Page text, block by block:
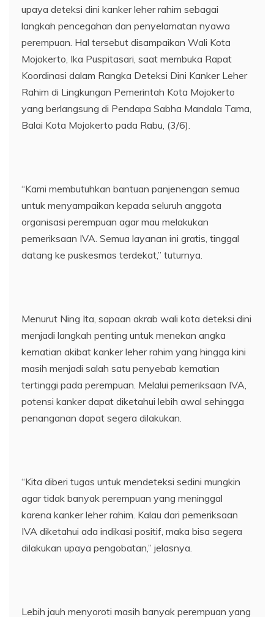
upaya deteksi dini kanker leher rahim sebagai
langkah pencegahan dan penyelamatan nyawa
perempuan. Hal tersebut disampaikan Wali Kota
Mojokerto, Ika Puspitasari, saat membuka Rapat
Koordinasi dalam Rangka Deteksi Dini Kanker Leher
Rahim di Lingkungan Pemerintah Kota Mojokerto
yang berlangsung di Pendapa Sabha Mandala Tama,
Balai Kota Mojokerto pada Rabu, (3/6).
“Kami membutuhkan bantuan panjenengan semua
untuk menyampaikan kepada seluruh anggota
organisasi perempuan agar mau melakukan
pemeriksaan IVA. Semua layanan ini gratis, tinggal
datang ke puskesmas terdekat,” tuturnya.
Menurut Ning Ita, sapaan akrab wali kota deteksi dini
menjadi langkah penting untuk menekan angka
kematian akibat kanker leher rahim yang hingga kini
masih menjadi salah satu penyebab kematian
tertinggi pada perempuan. Melalui pemeriksaan IVA,
potensi kanker dapat diketahui lebih awal sehingga
penanganan dapat segera dilakukan.
“Kita diberi tugas untuk mendeteksi sedini mungkin
agar tidak banyak perempuan yang meninggal
karena kanker leher rahim. Kalau dari pemeriksaan
IVA diketahui ada indikasi positif, maka bisa segera
dilakukan upaya pengobatan,” jelasnya.
Lebih jauh menyoroti masih banyak perempuan yang